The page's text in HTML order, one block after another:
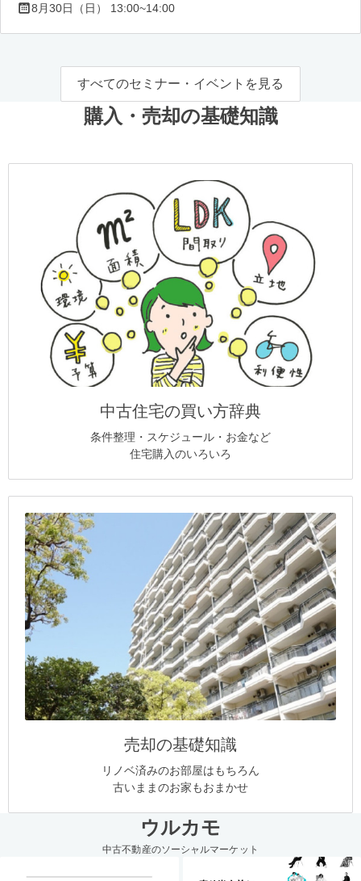
8月30日（日） 13:00~14:00
すべてのセミナー・イベントを見る
購入・売却の基礎知識
中古住宅の買い方辞典
条件整理・スケジュール・お金など
住宅購入のいろいろ
売却の基礎知識
リノベ済みのお部屋はもちろん
古いままのお家もおまかせ
ウルカモ
中古不動産のソーシャルマーケット